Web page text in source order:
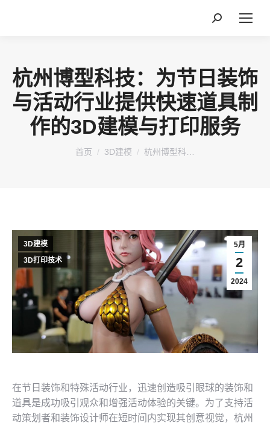
搜
杭州博型科技：为节日装饰
与活动行业提供快速道具制
作的3D建模与打印服务
您在这里：
首页 3D建模 杭州博型科…
5月
2
2024
3D建模
3D打印技术
在节日装饰和特殊活动行业，迅速创造吸引眼球的装饰和
道具是成功吸引观众和增强活动体验的关键。为了支持活
动策划者和装饰设计师在短时间内实现其创意视觉，杭州